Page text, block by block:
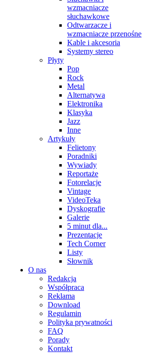
wzmacniacze
słuchawkowe
Odtwarzacze i
wzmacniacze przenośne
Kable i akcesoria
Systemy stereo
Płyty
Pop
Rock
Metal
Alternatywa
Elektronika
Klasyka
Jazz
Inne
Artykuły
Felietony
Poradniki
Wywiady
Reportaże
Fotorelacje
Vintage
VideoTeka
Dyskografie
Galerie
5 minut dla...
Prezentacje
Tech Corner
Listy
Słownik
O nas
Redakcja
Współpraca
Reklama
Download
Regulamin
Polityka prywatności
FAQ
Porady
Kontakt